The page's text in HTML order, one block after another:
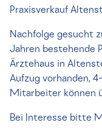
Praxisverkauf
Nachfolge gesucht
Jahren bestehende
Ärztehaus in
Aufzug vorhanden,
Mitarbeiter können
Bei Interesse bitte